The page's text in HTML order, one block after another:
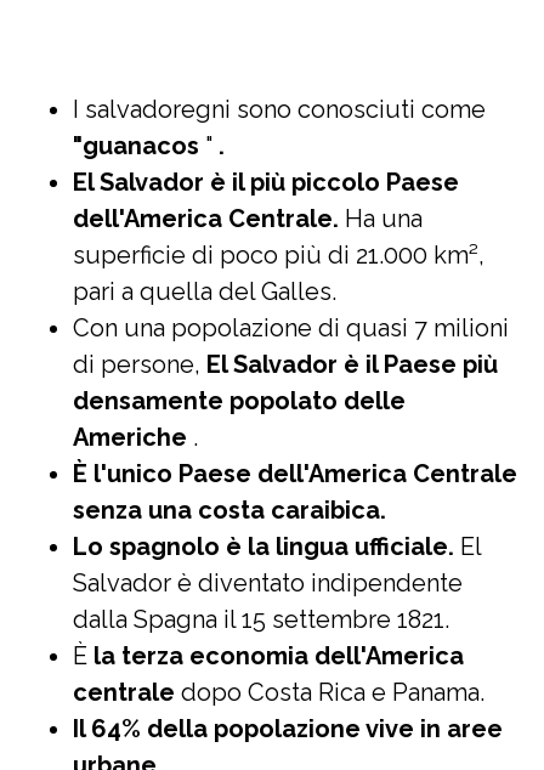
I salvadoregni sono conosciuti come
"guanacos " .
El Salvador è il più piccolo Paese
dell'America Centrale. Ha una
superficie di poco più di 21.000 km²,
pari a quella del Galles.
Con una popolazione di quasi 7 milioni
di persone, El Salvador è il Paese più
densamente popolato delle
Americhe .
È l'unico Paese dell'America Centrale
senza una costa caraibica.
Lo spagnolo è la lingua ufficiale. El
Salvador è diventato indipendente
dalla Spagna il 15 settembre 1821.
È la terza economia dell'America
centrale dopo Costa Rica e Panama.
Il 64% della popolazione vive in aree